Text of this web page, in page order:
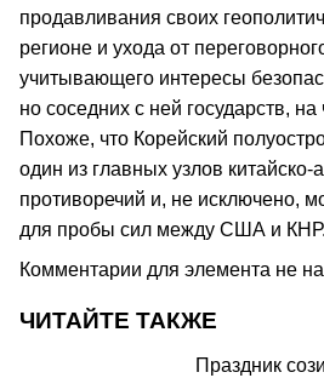
продавливания своих
регионе и ухода от
учитывающего интересы
но соседних с ней государств,
Похоже, что Корейский
один из главных узлов китайско-
противоречий и, не исключено,
для пробы сил между США и КНР.
Комментарии для элемента не
ЧИТАЙТЕ ТАКЖЕ
Праздник